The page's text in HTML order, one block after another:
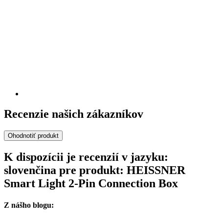
Recenzie našich zákazníkov
Ohodnotiť produkt
K dispozícii je recenzií v jazyku:
slovenčina pre produkt: HEISSNER
Smart Light 2-Pin Connection Box
Z nášho blogu: